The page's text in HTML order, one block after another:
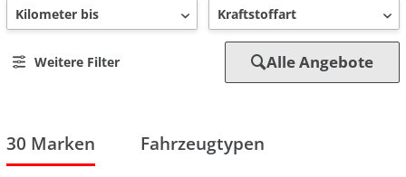
Alle Angebote
Weitere Filter
30 Marken Fahrzeugtypen